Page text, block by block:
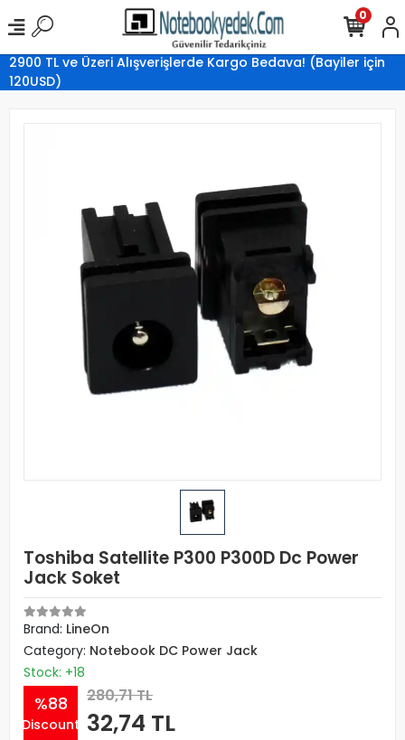
2900 TL ve Üzeri Alışverişlerde Kargo Bedava! (Bayiler için
120USD)
0
Toshiba Satellite P300 P300D Dc Power
Jack Soket
Brand: LineOn
Category: Notebook DC Power Jack
Stock: +18
%88
Discount
280,71 TL
32,74 TL